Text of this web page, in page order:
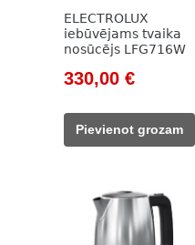
ELECTROLUX
iebūvējams tvaika
nosūcējs LFG716W
Original
was:
504,00 €.
330,00 €Current
330,00 €.
Pievienot grozam